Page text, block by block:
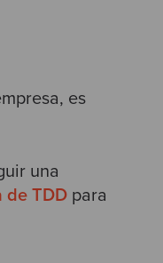
es
una
de TDD para